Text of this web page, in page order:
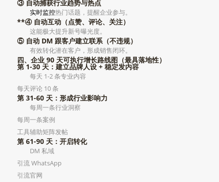
③ 自动捕获行业趋势与热点
实时监控热门话题，提醒企业参与。
**④ 自动互动（点赞、评论、关注）
这能极大提升新号曝光度。
⑤ 自动 DM 跟客户建立联系（不违规）
有效转化潜在客户，形成销售闭环。
四、企业 90 天可执行增长路线图（最具落地性）
第 1-30 天：建立品牌人设 + 稳定发内容
每天 1-2 条专业内容
每天评论 10 条
第 31-60 天：形成行业影响力
每周一条行业洞察
每周一条案例
工具辅助矩阵发帖
第 61-90 天：开启转化
DM 私域
引流 WhatsApp
引流官网